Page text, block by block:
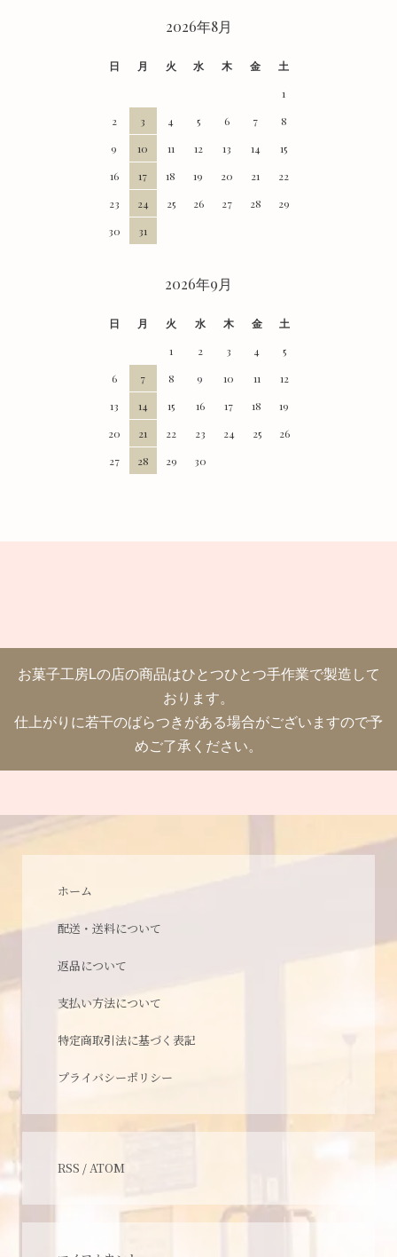
2026年8月
日 月 火 水 木 金
土
1
2
3 4 5 6 7
8
9
10 11 12 13 14
15
16
17 18 19 20 21
22
23
24 25 26 27 28
29
30
31
2026年9月
日 月 火 水 木 金
土
1
2 3 4
5
6
7 8 9 10 11
12
13
14 15 16 17 18
19
20
21 22 23 24 25
26
27
28 29 30
お菓子工房Lの店の商品はひとつひとつ手作業で製造して
おります。
仕上がりに若干のばらつきがある場合がございますので予
めご了承ください。
ホーム
配送・送料について
返品について
支払い方法について
特定商取引法に基づく表記
プライバシーポリシー
RSS /ATOM